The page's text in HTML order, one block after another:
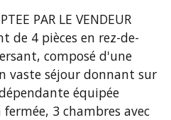
PAR LE VENDEUR
4 pièces en rez-de-
composé d'une
vaste séjour donnant sur
équipée
3 chambres avec